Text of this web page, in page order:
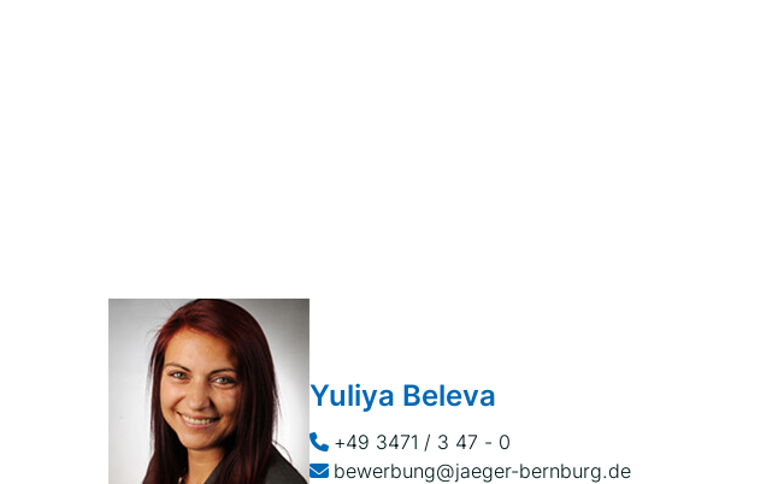
Yuliya Beleva
+49 3471 / 3 47 - 0
bewerbung@jaeger-bernburg.de